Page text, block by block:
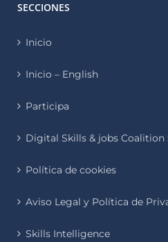
SECCIONES
Inicio
Inicio – English
Participa
Digital Skills & jobs Coalition
Política de cookies
Aviso Legal y Política de
Skills Intelligence